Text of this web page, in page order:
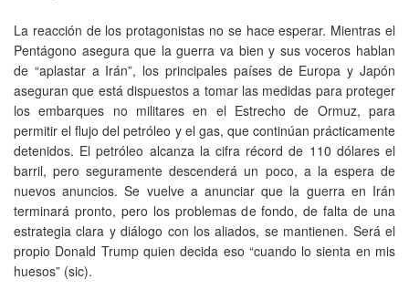
La reacción de los protagonistas no se hace esperar. Mientras el
Pentágono asegura que la guerra va bien y sus voceros hablan
de “aplastar a Irán”, los principales países de Europa y Japón
aseguran que está dispuestos a tomar las medidas para proteger
los embarques no militares en el Estrecho de Ormuz, para
permitir el flujo del petróleo y el gas, que continúan prácticamente
detenidos. El petróleo alcanza la cifra récord de 110 dólares el
barril, pero seguramente descenderá un poco, a la espera de
nuevos anuncios. Se vuelve a anunciar que la guerra en Irán
terminará pronto, pero los problemas de fondo, de falta de una
estrategia clara y diálogo con los aliados, se mantienen. Será el
propio Donald Trump quien decida eso “cuando lo sienta en mis
huesos” (sic).